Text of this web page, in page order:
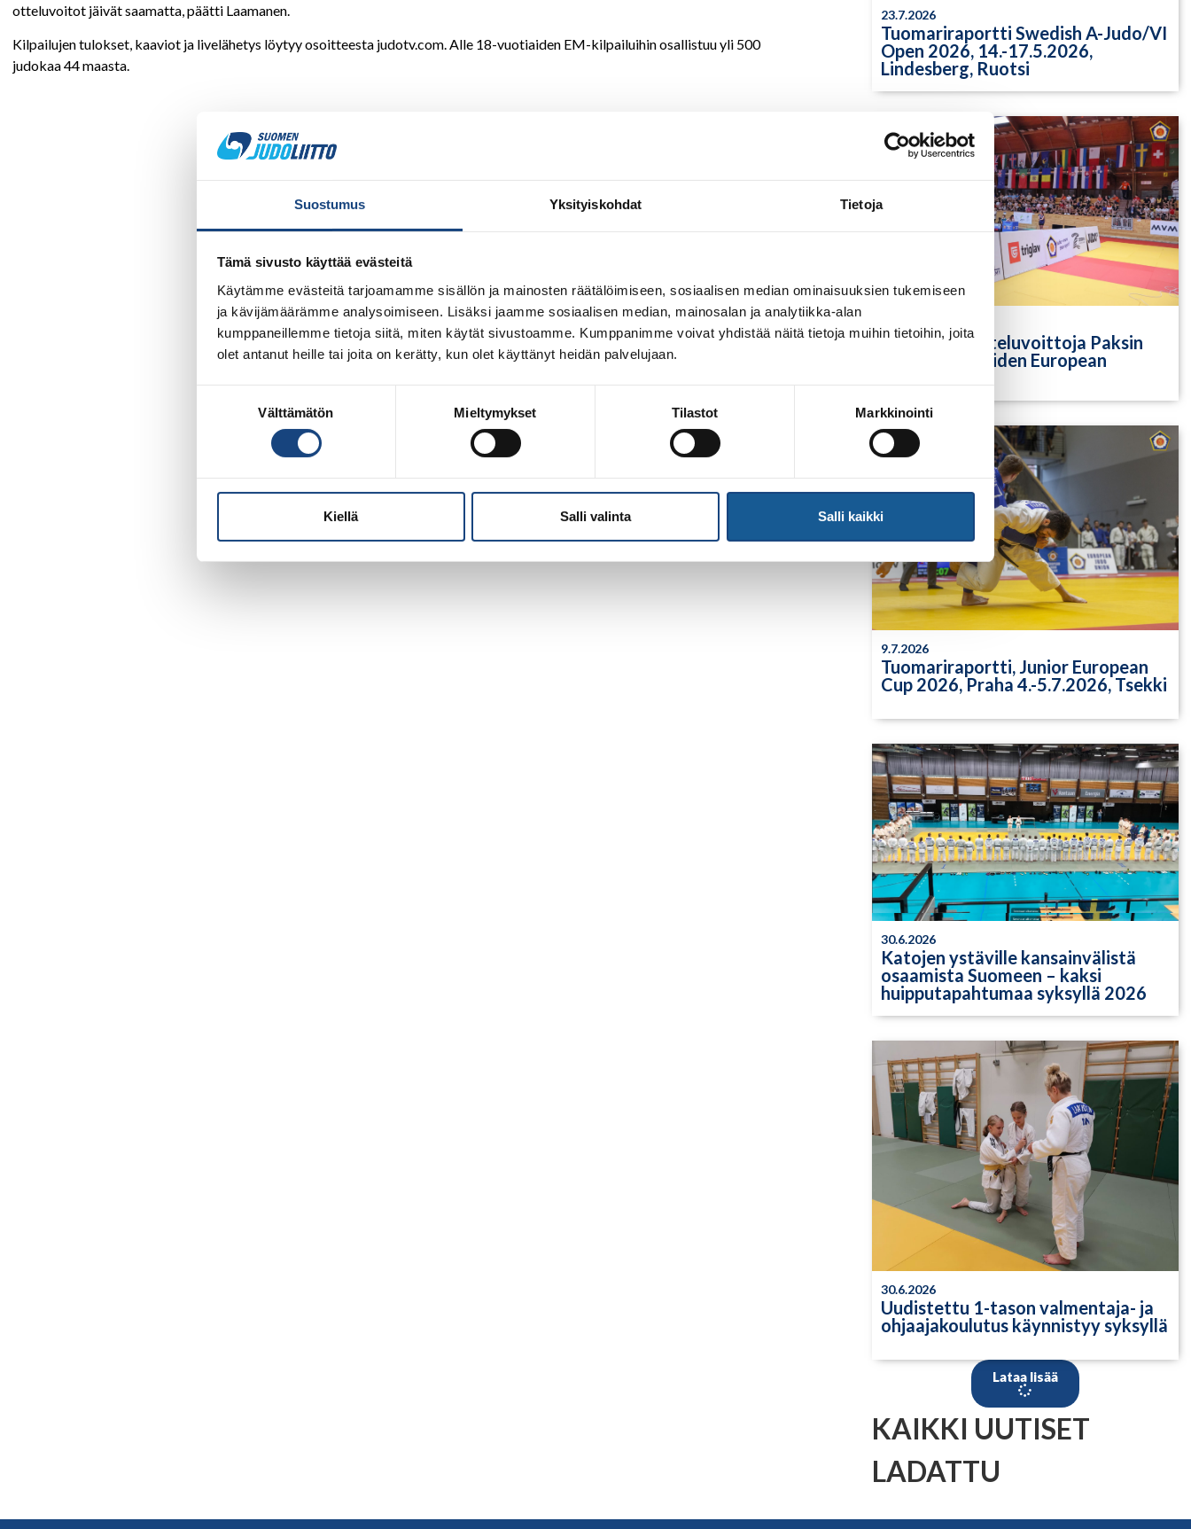
Suostumus Yksityiskohdat Tietoja
Tämä sivusto käyttää evästeitä
Käytämme evästeitä tarjoamamme sisällön ja mainosten räätälöimiseen, sosiaalisen median ominaisuuksien tukemiseen
ja kävijämäärämme analysoimiseen. Lisäksi jaamme sosiaalisen median, mainosalan ja analytiikka-alan
kumppaneillemme tietoja siitä, miten käytät sivustoamme. Kumppanimme voivat yhdistää näitä tietoja muihin tietoihin, joita
olet antanut heille tai joita on kerätty, kun olet käyttänyt heidän palvelujaan.
Välttämätön Mieltymykset Tilastot Markkinointi
Kiellä Salli valinta Salli kaikki
otteluvoitot jäivät saamatta, päätti Laamanen.
Kilpailujen tulokset, kaaviot ja livelähetys löytyy osoitteesta judotv.com. Alle 18-vuotiaiden EM-kilpailuihin osallistuu yli 500
judokaa 44 maasta.
23.7.2026
Tuomariraportti Swedish A-Judo/VI
Open 2026, 14.-17.5.2026,
Lindesberg, Ruotsi
Yksittäisiä otteluvoittoja Paksin
alle 21-vuotiaiden European
9.7.2026
Tuomariraportti, Junior European
Cup 2026, Praha 4.-5.7.2026, Tsekki
30.6.2026
Katojen ystäville kansainvälistä
osaamista Suomeen – kaksi
huipputapahtumaa syksyllä 2026
30.6.2026
Uudistettu 1-tason valmentaja- ja
ohjaajakoulutus käynnistyy syksyllä
Lataa lisää
KAIKKI UUTISET
LADATTU